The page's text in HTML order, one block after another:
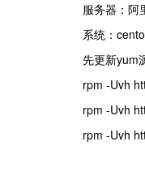
服务器：阿
系统：
先更新yum
rpm -Uvh
rpm -Uvh
rpm -Uvh